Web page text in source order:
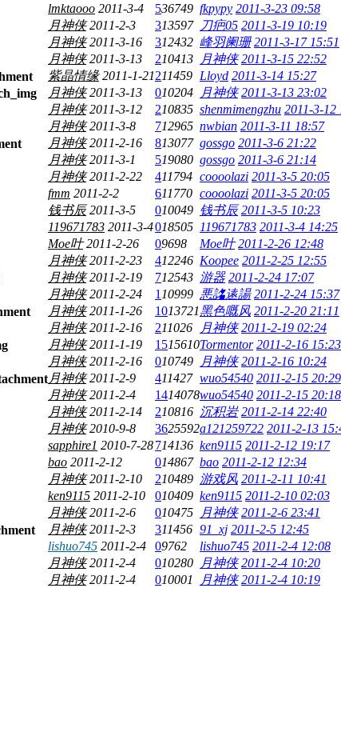
lmktaooo 2011-3-4 536749 fkpypy 2011-3-23 09:58
月神侠 2011-2-3 313597 刀疤05 2011-3-19 10:19
月神侠 2011-3-16 312432 峰羽阑珊 2011-3-17 15:51
月神侠 2011-3-13 210413 月神侠 2011-3-15 22:52
紫晶情缘 2011-1-21211459 Lloyd 2011-3-14 15:27
月神侠 2011-3-13 010204 月神侠 2011-3-13 23:02
月神侠 2011-3-12 210835 shenmimengzhu 2011-3-12
月神侠 2011-3-8 712965 nwbian 2011-3-11 18:57
月神侠 2011-2-16 813077 gossgo 2011-3-6 21:22
月神侠 2011-3-1 519080 gossgo 2011-3-6 21:14
月神侠 2011-2-22 411794 coooolazi 2011-3-5 20:05
fmm 2011-2-2 611770 coooolazi 2011-3-5 20:05
钱书辰 2011-3-5 010049 钱书辰 2011-3-5 10:23
119671783 2011-3-4018505 119671783 2011-3-4 14:25
Moe叶 2011-2-26 09698 Moe叶 2011-2-26 12:48
月神侠 2011-2-23 412246 Koopee 2011-2-25 12:55
月神侠 2011-2-19 712543 游器 2011-2-24 17:07
月神侠 2011-2-24 1 10999 悪詺逺諹 2011-2-24 15:37
月神侠 2011-1-26 1013721黑色嘅风 2011-2-20 21:11
月神侠 2011-2-16 211026 月神侠 2011-2-19 02:24
月神侠 2011-1-19 1515610Tormentor 2011-2-16 15:23
月神侠 2011-2-16 010749 月神侠 2011-2-16 10:24
月神侠 2011-2-9 411427 wuo54540 2011-2-15 20:29
月神侠 2011-2-4 1414078wuo54540 2011-2-15 20:18
月神侠 2011-2-14 210816 沉积岩 2011-2-14 22:40
月神侠 2010-9-8 3625592a121259722 2011-2-13
sapphire1 2010-7-28714136 ken9115 2011-2-12 19:17
bao 2011-2-12 014867 bao 2011-2-12 12:34
月神侠 2011-2-10 210489 游戏风 2011-2-11 10:41
ken9115 2011-2-10 010409 ken9115 2011-2-10 02:03
月神侠 2011-2-6 010475 月神侠 2011-2-6 23:41
月神侠 2011-2-3 311456 91_xj 2011-2-5 12:45
lishuo745 2011-2-4 09762 lishuo745 2011-2-4 12:08
月神侠 2011-2-4 010280 月神侠 2011-2-4 10:20
月神侠 2011-2-4 010001 月神侠 2011-2-4 10:19